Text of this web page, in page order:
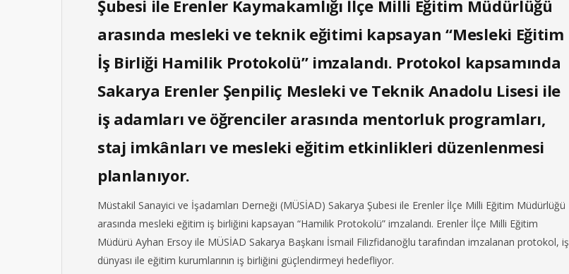
Şubesi ile Erenler Kaymakamlığı İlçe Milli Eğitim Müdürlüğü
arasında mesleki ve teknik eğitimi kapsayan “Mesleki Eğitim
İş Birliği Hamilik Protokolü” imzalandı. Protokol kapsamında
Sakarya Erenler Şenpiliç Mesleki ve Teknik Anadolu Lisesi ile
iş adamları ve öğrenciler arasında mentorluk programları,
staj imkânları ve mesleki eğitim etkinlikleri düzenlenmesi
planlanıyor.
Müstakil Sanayici ve İşadamları Derneği (MÜSİAD) Sakarya Şubesi ile Erenler İlçe Milli Eğitim Müdürlüğü
arasında mesleki eğitim iş birliğini kapsayan “Hamilik Protokolü” imzalandı. Erenler İlçe Milli Eğitim
Müdürü Ayhan Ersoy ile MÜSİAD Sakarya Başkanı İsmail Filizfidanoğlu tarafından imzalanan protokol, iş
dünyası ile eğitim kurumlarının iş birliğini güçlendirmeyi hedefliyor.